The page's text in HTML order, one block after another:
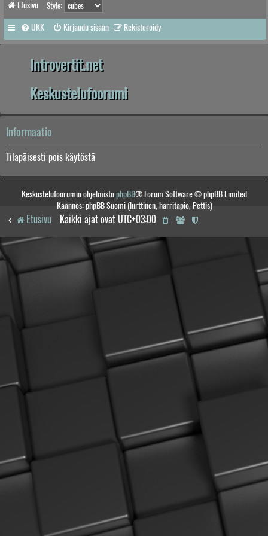
Etusivu Style:
UKK Kirjaudu sisään Rekisteröidy
Introvertit.net
Keskustelufoorumi
Informaatio
Tilapäisesti pois käytöstä
Keskustelufoorumin ohjelmistophpBB® Forum Software © phpBB Limited
Käännös: phpBB Suomi (lurttinen, harritapio, Pettis)
Etusivu Kaikki ajat ovat UTC+03:00